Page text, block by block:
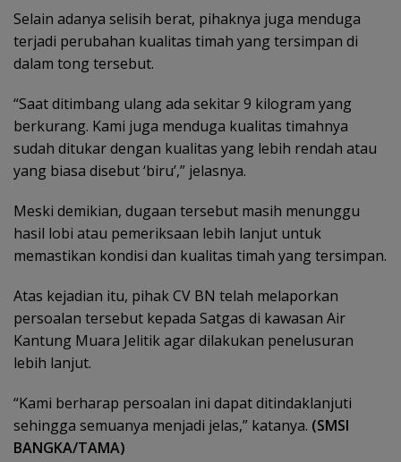
Selain adanya selisih berat, pihaknya juga menduga
terjadi perubahan kualitas timah yang tersimpan di
dalam tong tersebut.
“Saat ditimbang ulang ada sekitar 9 kilogram yang
berkurang. Kami juga menduga kualitas timahnya
sudah ditukar dengan kualitas yang lebih rendah atau
yang biasa disebut ‘biru’,” jelasnya.
Meski demikian, dugaan tersebut masih menunggu
hasil lobi atau pemeriksaan lebih lanjut untuk
memastikan kondisi dan kualitas timah yang tersimpan.
Atas kejadian itu, pihak CV BN telah melaporkan
persoalan tersebut kepada Satgas di kawasan Air
Kantung Muara Jelitik agar dilakukan penelusuran
lebih lanjut.
“Kami berharap persoalan ini dapat ditindaklanjuti
sehingga semuanya menjadi jelas,” katanya. (SMSI
BANGKA/TAMA)